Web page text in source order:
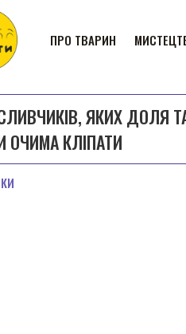
ПРО ТВАРИН
ЯКИХ ДОЛЯ
ОЧИМА КЛІПАТИ